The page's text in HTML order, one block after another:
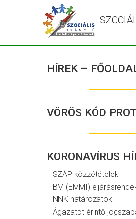
HÍREK –
VÖRÖS KÓD
KORONAVÍRUS
SZÁP közzétételek
BM (EMMI)
NNK határozatok
Ágazatot érintő